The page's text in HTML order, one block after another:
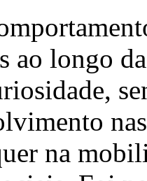
ao longo
na